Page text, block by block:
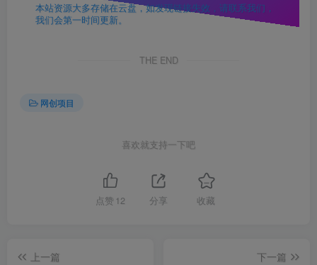
本站资源大多存储在云盘，如发现链接失效，请联系我们，
我们会第一时间更新。
THE END
网创项目
喜欢就支持一下吧
点赞 12 分享 收藏
上一篇
下一篇